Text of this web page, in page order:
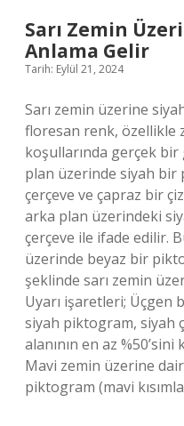
Sarı Zemin
Anlama Gelir
Tarih: Eylül 21, 2024
Sarı zemin üzerine
floresan renk, özellikle
koşullarında gerçek bir
plan üzerinde siyah bir
çerçeve ve çapraz bir
arka plan üzerindeki
çerçeve ile ifade edilir.
üzerinde beyaz bir
şeklinde sarı zemin
Uyarı işaretleri; Üçgen
siyah piktogram, siyah
alanının en az
Mavi zemin üzerine
piktogram (mavi